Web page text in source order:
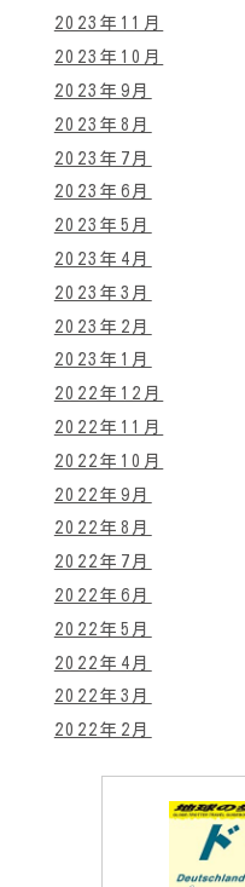
2023年11月
2023年10月
2023年9月
2023年8月
2023年7月
2023年6月
2023年5月
2023年4月
2023年3月
2023年2月
2023年1月
2022年12月
2022年11月
2022年10月
2022年9月
2022年8月
2022年7月
2022年6月
2022年5月
2022年4月
2022年3月
2022年2月